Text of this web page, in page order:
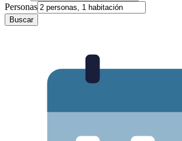
Personas
Buscar